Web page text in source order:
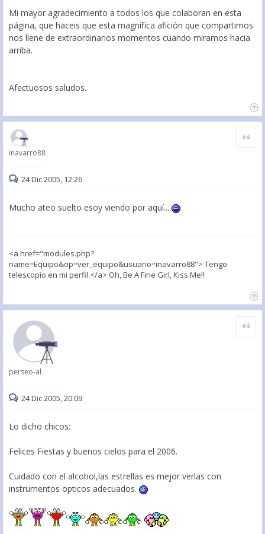
Mi mayor agradecimiento a todos los que colaboran en esta
página, que haceis que esta magnífica afición que compartimos
nos llene de extraordinarios momentos cuando miramos hacia
arriba.
Afectuosos saludos.
inavarro88
Citar
24 Dic 2005, 12:26
Mucho ateo suelto esoy viendo por aquí...
<a href="modules.php?
name=Equipo&op=ver_equipo&usuario=inavarro88"> Tengo
telescopio en mi perfil.</a> Oh, Be A Fine Girl, Kiss Me!!
perseo-al
Citar
24 Dic 2005, 20:09
Lo dicho chicos:
Felices Fiestas y buenos cielos para el 2006.
Cuidado con el alcohol,las estrellas es mejor verlas con
instrumentos opticos adecuados.